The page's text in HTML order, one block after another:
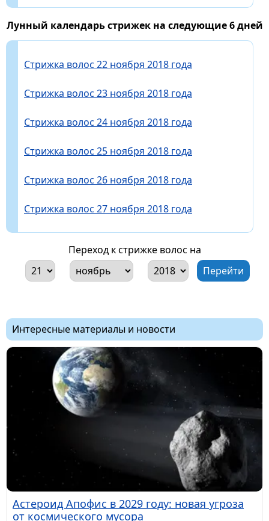
Лунный календарь стрижек на следующие 6 дней
Стрижка волос 22 ноября 2018 года
Стрижка волос 23 ноября 2018 года
Стрижка волос 24 ноября 2018 года
Стрижка волос 25 ноября 2018 года
Стрижка волос 26 ноября 2018 года
Стрижка волос 27 ноября 2018 года
Переход к стрижке волос на
Интересные материалы и новости
Астероид Апофис в 2029 году: новая угроза
от космического мусора